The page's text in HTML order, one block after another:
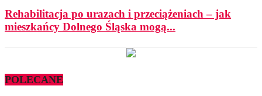
Rehabilitacja po urazach i przeciążeniach – jak
mieszkańcy Dolnego Śląska mogą...
POLECANE